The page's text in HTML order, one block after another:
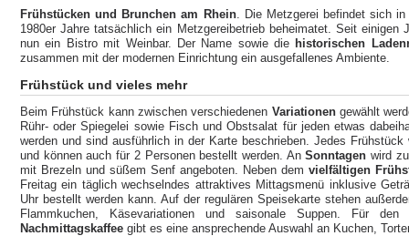
Frühstücken und Brunchen am Rhein. Die Metzgerei befindet sich
1980er Jahre tatsächlich ein Metzgereibetrieb beheimatet. Seit
nun ein Bistro mit Weinbar. Der Name sowie die historischen
zusammen mit der modernen Einrichtung ein ausgefallenes Ambiente.
Frühstück und vieles mehr
Beim Frühstück kann zwischen verschiedenen Variationengewählt
Rühr- oder Spiegelei sowie Fisch und Obstsalat für jeden etwas
werden und sind ausführlich in der Karte beschrieben. Jedes
und können auch für 2 Personen bestellt werden. AnSonntagenwird
mit Brezeln und süßem Senf angeboten. Neben dem vielfältigen
Freitag ein täglich wechselndes attraktives Mittagsmenü inklusive
Uhr bestellt werden kann. Auf der regulären Speisekarte stehen
Flammkuchen, Käsevariationen und saisonale Suppen. Für
Nachmittagskaffee gibt es eine ansprechende Auswahl an Kuchen,